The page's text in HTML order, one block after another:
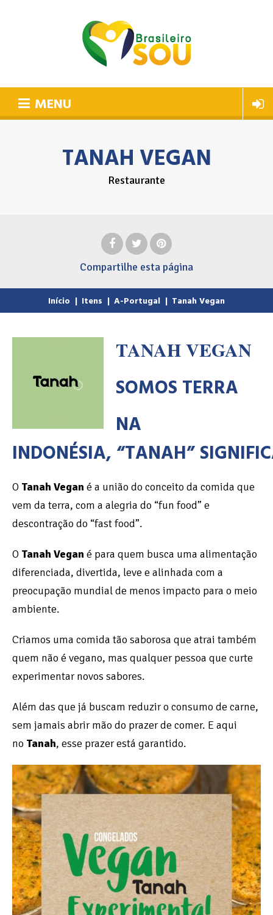
MENU
TANAH VEGAN
Restaurante
Compartilhe esta página
Início | Itens | A-Portugal | Tanah Vegan
TANAH VEGAN
SOMOS TERRA
NA
INDONÉSIA, “TANAH”
O Tanah Vegané a união do conceito da comida que
vem da terra, com a alegria do “fun food” e
descontração do “fast food”.
O Tanah Vegané para quem busca uma alimentação
diferenciada, divertida, leve e alinhada com a
preocupação mundial de menos impacto para o meio
ambiente.
Criamos uma comida tão saborosa que atrai também
quem não é vegano, mas qualquer pessoa que curte
experimentar novos sabores.
Além das que já buscam reduzir o consumo de carne,
sem jamais abrir mão do prazer de comer. E aqui
no Tanah, esse prazer está garantido.